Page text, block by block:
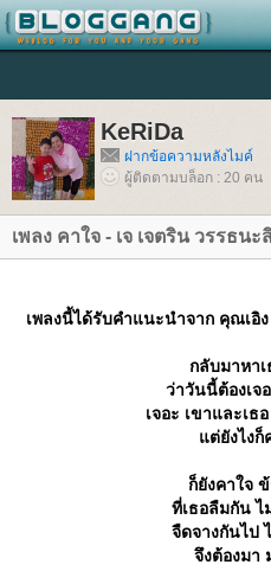
KeRiDa
ฝากข้อความหลังไมค์
ผู้ติดตามบล็อก : 20 คน
เพลง คาใจ - เจ เจตริน วรรธนะ
เพลงนี้ได้รับคำแนะนำจาก คุณเ
กลับมาหา
ว่าวันนี้ต้องเจ
เจอะ เขาและเ
ต่ยังไงก็
ก็ยังคาใจ
ที่เธอลืมกัน
จืดจางกันไป
จึงต้องมา